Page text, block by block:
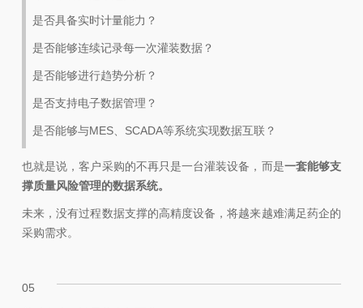
是否具备实时计量能力？
是否能够连续记录每一次灌装数据？
是否能够进行趋势分析？
是否支持电子数据管理？
是否能够与MES、SCADA等系统实现数据互联？
也就是说，客户采购的不再只是一台灌装设备，而是一套能够支
撑质量风险管理的数据系统。
未来，没有过程数据支撑的高精度设备，将越来越难满足药企的
采购需求。
05